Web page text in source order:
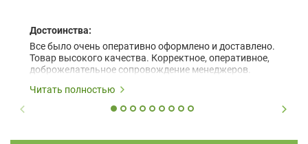
Достоинства:
Все было очень оперативно оформлено и доставлено.
Товар высокого качества. Корректное, оперативное,
доброжелательное сопровождение менеджеров.
Читать полностью